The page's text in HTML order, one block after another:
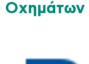
Οχημάτων